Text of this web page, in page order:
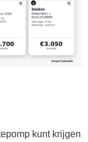
kunt krijgen